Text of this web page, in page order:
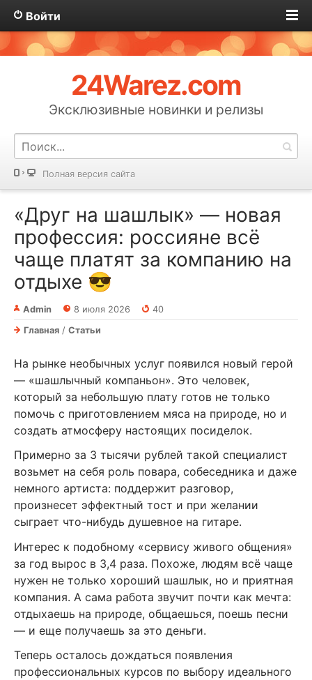
Войти
24Warez.com
Эксклюзивные новинки и релизы
Полная версия сайта
«Друг на шашлык» — новая
профессия: россияне всё
чаще платят за компанию на
отдыхе 😎
Admin 8 июля 2026
40
Главная / Статьи
На рынке необычных услуг появился новый герой
— «шашлычный компаньон». Это человек,
который за небольшую плату готов не только
помочь с приготовлением мяса на природе, но и
создать атмосферу настоящих посиделок.
Примерно за 3 тысячи рублей такой специалист
возьмет на себя роль повара, собеседника и даже
немного артиста: поддержит разговор,
произнесет эффектный тост и при желании
сыграет что-нибудь душевное на гитаре.
Интерес к подобному «сервису живого общения»
за год вырос в 3,4 раза. Похоже, людям всё чаще
нужен не только хороший шашлык, но и приятная
компания. А сама работа звучит почти как мечта:
отдыхаешь на природе, общаешься, поешь песни
— и еще получаешь за это деньги.
Теперь осталось дождаться появления
профессиональных курсов по выбору идеального